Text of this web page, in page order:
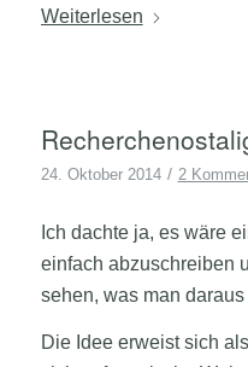
Weiterlesen
24. Oktober 2014 / 2
Ich dachte ja, es wäre
einfach abzuschreiben
sehen, was man
Die Idee erweist sich